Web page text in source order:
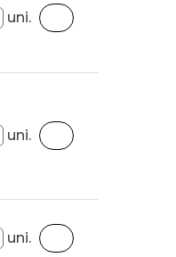
uni.
uni.
uni.